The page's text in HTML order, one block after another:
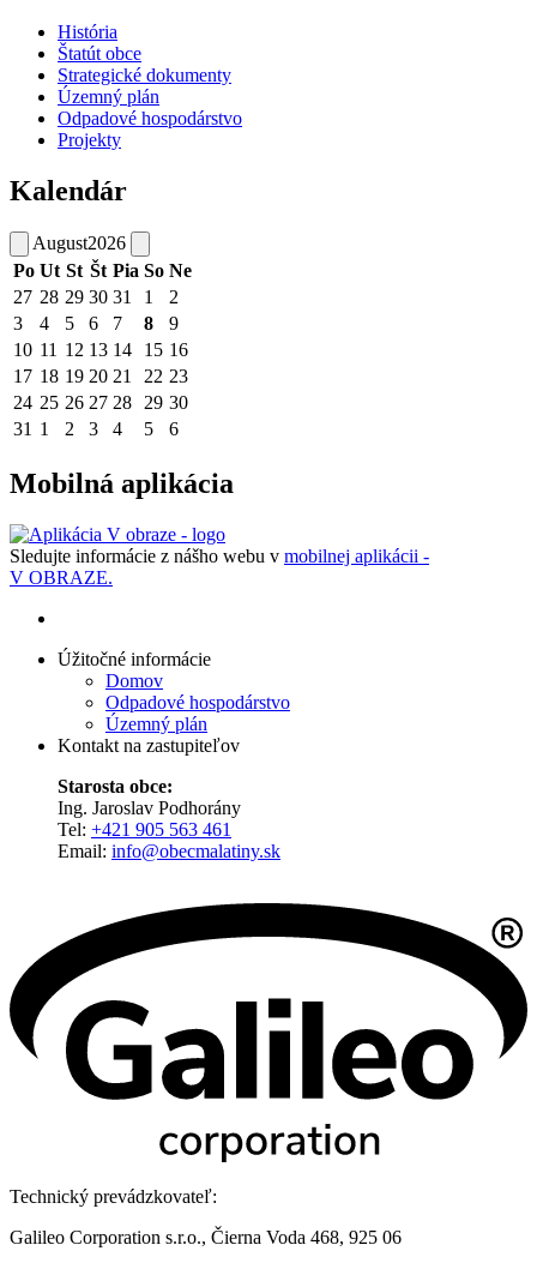
História
Štatút obce
Strategické dokumenty
Územný plán
Odpadové hospodárstvo
Projekty
Kalendár
August2026
Po Ut St Št Pia So Ne
27 28 29 30 31 1
2
3
4 5 6 7 8
9
10 11 12 13 14 15 16
17 18 19 20 21 22 23
24 25 26 27 28 29 30
31 1 2 3 4 5 6
Mobilná aplikácia
Sledujte informácie z nášho webu v mobilnej aplikácii -
V OBRAZE.
Úžitočné informácie
Domov
Odpadové hospodárstvo
Územný plán
Kontakt na zastupiteľov
Starosta obce:
Ing. Jaroslav Podhorány
Tel: +421 905 563 461
Email: info@obecmalatiny.sk
Technický prevádzkovateľ:
Galileo Corporation s.r.o., Čierna Voda 468, 925 06